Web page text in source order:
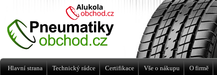
Levné pneumatiky letní, zimní, Alu kola
a litá kola Racing Line
Hlavní strana Technický rádce Certifikace Vše o nákupu O firmě